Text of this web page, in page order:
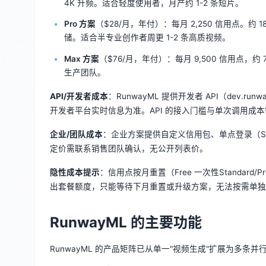
4K 升频。适合轻度使用者，月产约 1-2 条短片。
Pro 方案 （$28/月，年付）：每月 2,250 信用点。约
储。适合半专业创作者周更 1-2 条高质视频。
Max 方案 （$76/月，年付）：每月 9,500 信用点，
生产团队。
API/开发者成本：RunwayML 提供开发者 API（
开发者平台实时信息为准。API 的接入门槛与单次调用成
企业/团队成本：企业方案提供自定义信用包、单点登录
定价需联系销售团队确认，无公开列表价。
隐性成本提示：信用点按月重置（Free 一次性Standard/
出套餐额度，只能等待下月重置或升级方案，无法按需单
RunwayML 的主要功能
RunwayML 的产品矩阵已从单一"视频生成"扩展为多条并